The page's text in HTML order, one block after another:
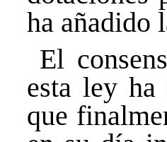
ha añadido
El
esta ley
que